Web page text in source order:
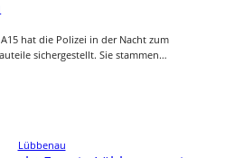
hat die Polizei in der Nacht zum
sichergestellt. Sie stammen…
Lübbenau